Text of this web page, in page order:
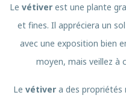
Le vétiver est une plante
et fines. Il appréciera un
avec une exposition bien
moyen, mais veillez à
Le vétiver a des propriétés